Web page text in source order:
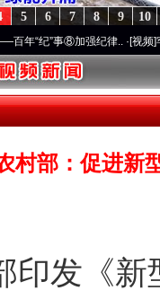
10
9
8
7
6
5
⑧加强纪律..·[视频]牢记初心使
村部：促进新
发《新